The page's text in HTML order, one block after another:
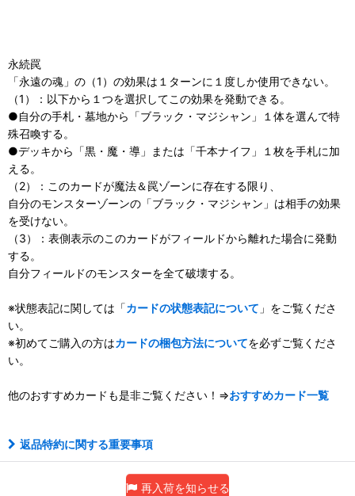
永続罠
「永遠の魂」の（1）の効果は１ターンに１度しか使用できない。
（1）：以下から１つを選択してこの効果を発動できる。
●自分の手札・墓地から「ブラック・マジシャン」１体を選んで特
殊召喚する。
●デッキから「黒・魔・導」または「千本ナイフ」１枚を手札に加
える。
（2）：このカードが魔法＆罠ゾーンに存在する限り、
自分のモンスターゾーンの「ブラック・マジシャン」は相手の効果
を受けない。
（3）：表側表示のこのカードがフィールドから離れた場合に発動
する。
自分フィールドのモンスターを全て破壊する。
※状態表記に関しては「カードの状態表記について 」をご覧くださ
い。
※初めてご購入の方はカードの梱包方法についてを必ずご覧くださ
い。
他のおすすめカードも是非ご覧ください！⇒おすすめカード一覧
返品特約に関する重要事項
再入荷を知らせる